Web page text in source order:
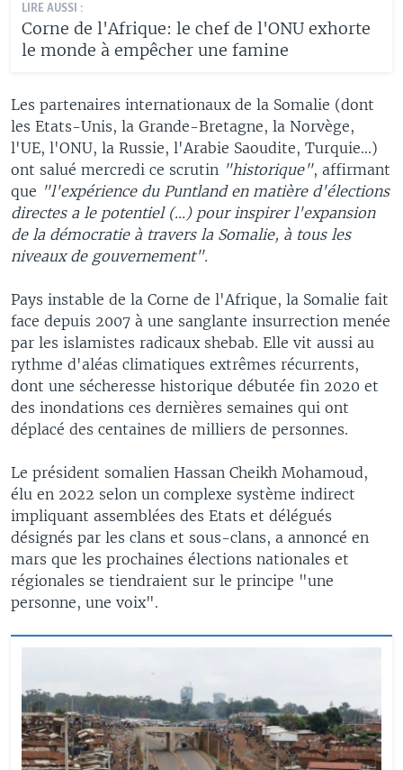
LIRE AUSSI :
Corne de l'Afrique: le chef de l'ONU exhorte
le monde à empêcher une famine
Les partenaires internationaux de la Somalie (dont
les Etats-Unis, la Grande-Bretagne, la Norvège,
l'UE, l'ONU, la Russie, l'Arabie Saoudite, Turquie...)
ont salué mercredi ce scrutin "historique", affirmant
que "l'expérience du Puntland en matière d'élections
directes a le potentiel (...) pour inspirer l'expansion
de la démocratie à travers la Somalie, à tous les
niveaux de gouvernement".
Pays instable de la Corne de l'Afrique, la Somalie fait
face depuis 2007 à une sanglante insurrection menée
par les islamistes radicaux shebab. Elle vit aussi au
rythme d'aléas climatiques extrêmes récurrents,
dont une sécheresse historique débutée fin 2020 et
des inondations ces dernières semaines qui ont
déplacé des centaines de milliers de personnes.
Le président somalien Hassan Cheikh Mohamoud,
élu en 2022 selon un complexe système indirect
impliquant assemblées des Etats et délégués
désignés par les clans et sous-clans, a annoncé en
mars que les prochaines élections nationales et
régionales se tiendraient sur le principe "une
personne, une voix".